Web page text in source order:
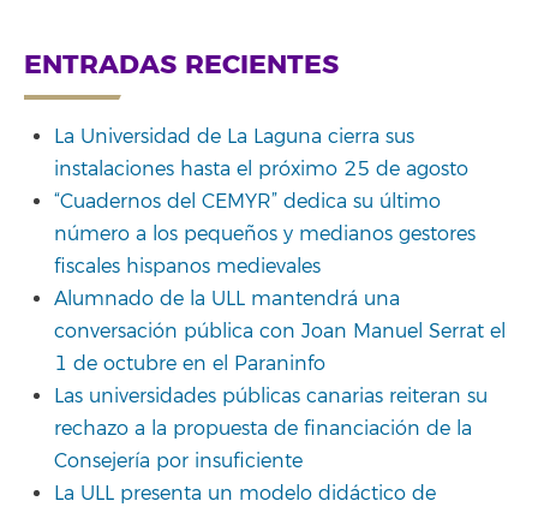
ENTRADAS RECIENTES
La Universidad de La Laguna cierra sus
instalaciones hasta el próximo 25 de agosto
“Cuadernos del CEMYR” dedica su último
número a los pequeños y medianos gestores
fiscales hispanos medievales
Alumnado de la ULL mantendrá una
conversación pública con Joan Manuel Serrat el
1 de octubre en el Paraninfo
Las universidades públicas canarias reiteran su
rechazo a la propuesta de financiación de la
Consejería por insuficiente
La ULL presenta un modelo didáctico de